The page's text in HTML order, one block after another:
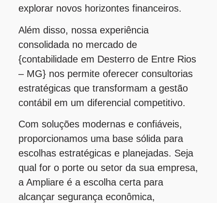
explorar novos horizontes financeiros.
Além disso, nossa experiência
consolidada no mercado de
{contabilidade em Desterro de Entre Rios
– MG} nos permite oferecer consultorias
estratégicas que transformam a gestão
contábil em um diferencial competitivo.
Com soluções modernas e confiáveis,
proporcionamos uma base sólida para
escolhas estratégicas e planejadas. Seja
qual for o porte ou setor da sua empresa,
a Ampliare é a escolha certa para
alcançar segurança econômica,